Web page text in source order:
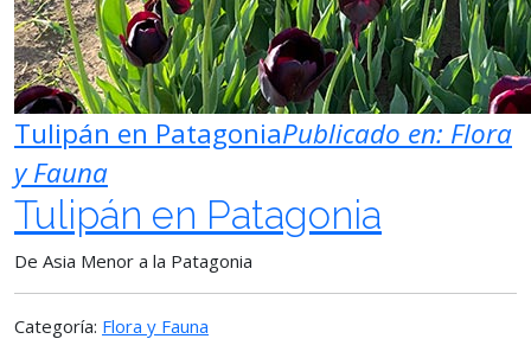
Tulipán en PatagoniaPublicado en: Flora
y Fauna
Tulipán en Patagonia
De Asia Menor a la Patagonia
Categoría: Flora y Fauna